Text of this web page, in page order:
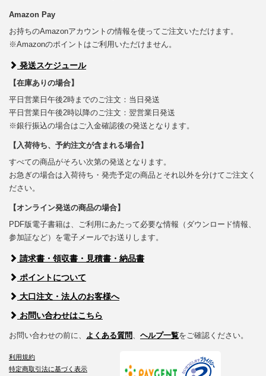
Amazon Pay
お持ちのAmazonアカウントの情報を使ってご注文いただけます。
※Amazonのポイントはご利用いただけません。
発送スケジュール
【在庫ありの場合】
平日営業日午後2時までのご注文：当日発送
平日営業日午後2時以降のご注文：翌営業日発送
※銀行振込の場合はご入金確認後の発送となります。
【入荷待ち、予約注文が含まれる場合】
すべての商品がそろい次第の発送となります。
お急ぎの場合は入荷待ち・発売予定の商品とそれ以外を分けてご注文く
ださい。
【オンライン発送の商品の場合】
PDF版電子書籍は、ご利用にあたって必要な情報（ダウンロード情報、
参加証など）を電子メールでお送りします。
請求書・領収書・見積書・納品書
ポイントについて
大口注文・法人のお客様へ
お問い合わせはこちら
お問い合わせの前に、 よくある質問、 ヘルプ一覧をご確認ください。
利用規約
特定商取引法に基づく表示